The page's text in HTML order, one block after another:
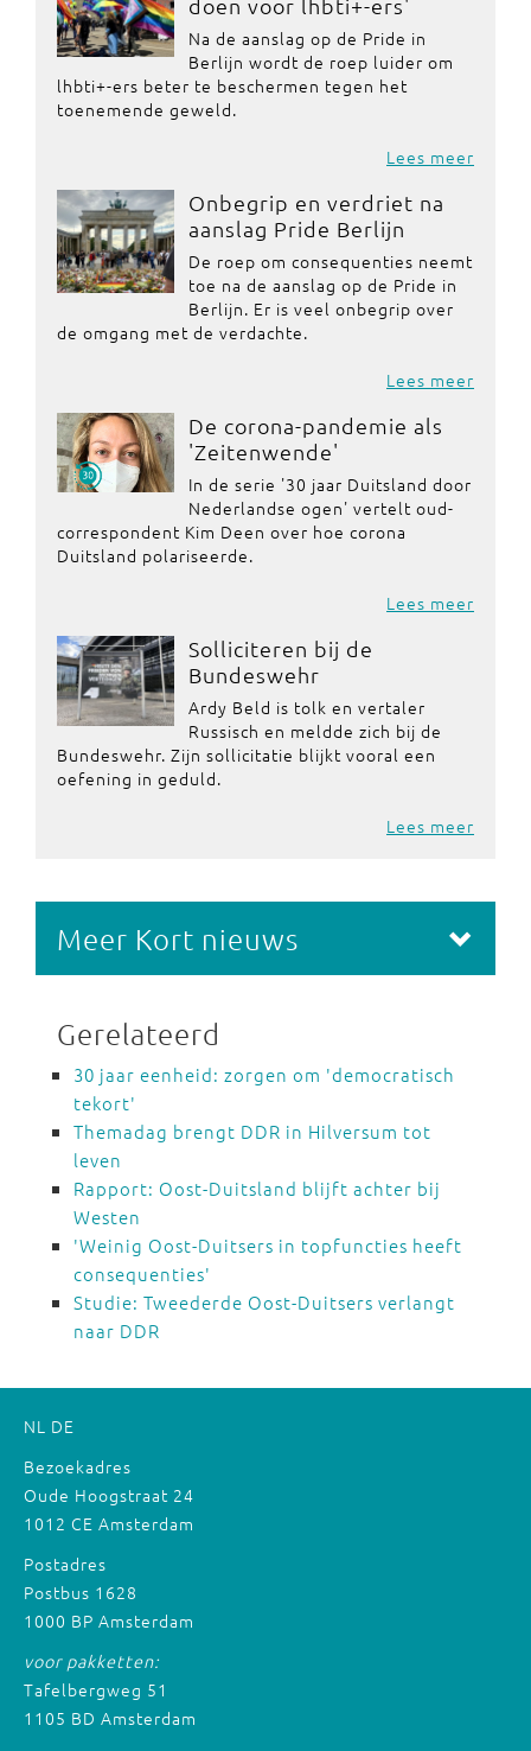
Na de aanslag op de Pride in
Berlijn wordt de roep luider om
lhbti+-ers beter te beschermen tegen het
toenemende geweld.
Lees meer
Onbegrip en verdriet na
aanslag Pride Berlijn
De roep om consequenties neemt
toe na de aanslag op de Pride in
Berlijn. Er is veel onbegrip over
de omgang met de verdachte.
Lees meer
De corona-pandemie als
'Zeitenwende'
In de serie '30 jaar Duitsland door
Nederlandse ogen' vertelt oud-
correspondent Kim Deen over hoe corona
Duitsland polariseerde.
Lees meer
Solliciteren bij de
Bundeswehr
Ardy Beld is tolk en vertaler
Russisch en meldde zich bij de
Bundeswehr. Zijn sollicitatie blijkt vooral een
oefening in geduld.
Lees meer
Meer Kort nieuws
Gerelateerd
30 jaar eenheid: zorgen om 'democratisch
tekort'
Themadag brengt DDR in Hilversum tot
leven
Rapport: Oost-Duitsland blijft achter bij
Westen
'Weinig Oost-Duitsers in topfuncties heeft
consequenties'
Studie: Tweederde Oost-Duitsers verlangt
naar DDR
NL DE
Bezoekadres
Oude Hoogstraat 24
1012 CE Amsterdam
Postadres
Postbus 1628
1000 BP Amsterdam
voor pakketten:
Tafelbergweg 51
1105 BD Amsterdam